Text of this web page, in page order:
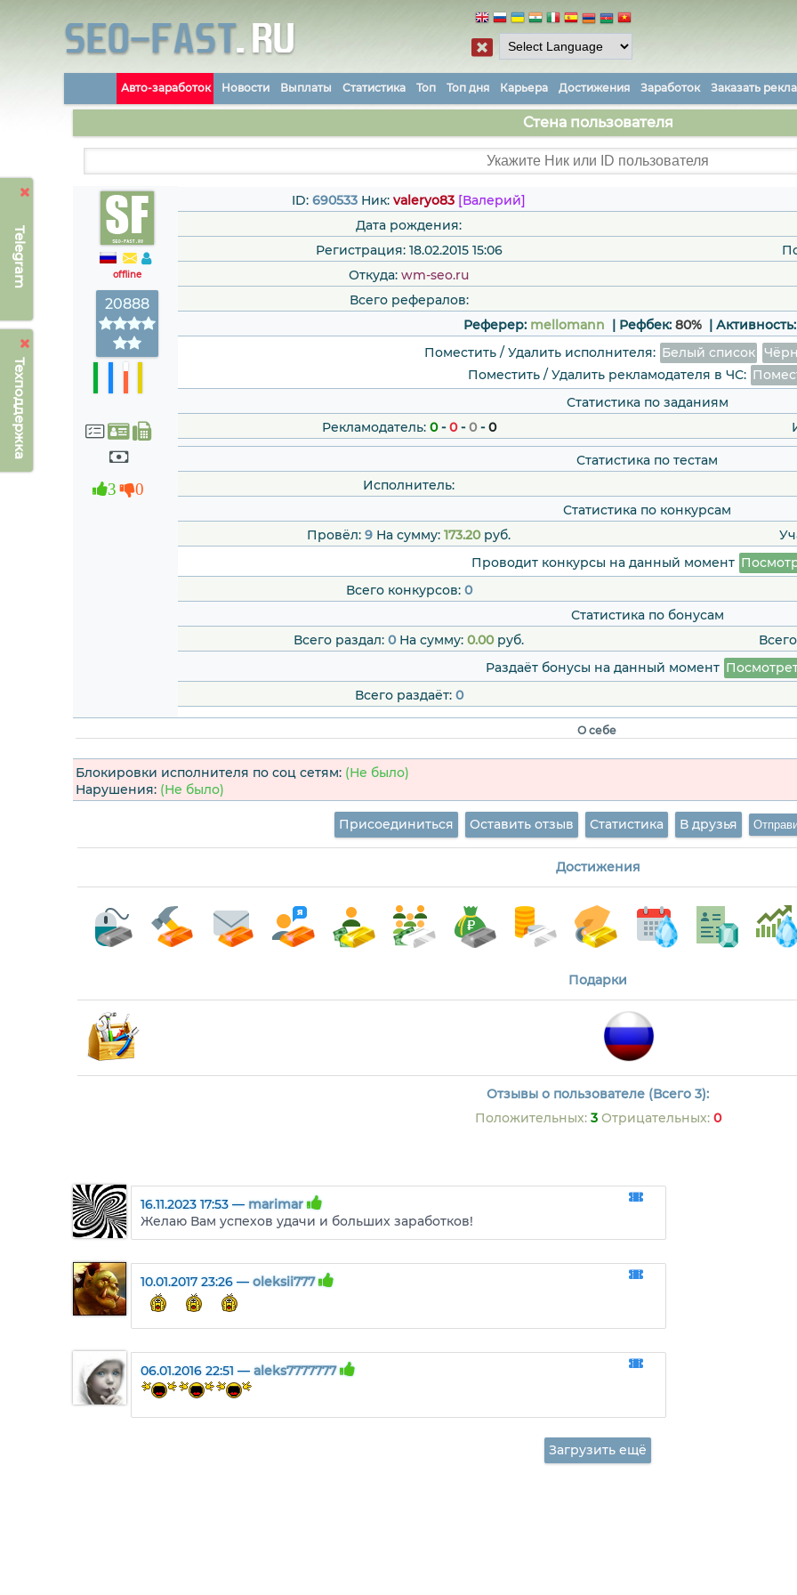
Telegram
Техподдержка
Авто-заработок Новости Выплаты Статистика Топ Топ дня Карьера Достижения Заработок Заказать
Стена пользователя
offline
20888
3 0
ID: 690533 Ник: valeryo83 [Валерий]
Дата рождения:
Регистрация: 18.02.2015 15:06
Откуда: wm-seo.ru
Всего рефералов:
Реферер: mellomann | Рефбек: 80%
Поместить / Удалить исполнителя: Белый список
Поместить / Удалить рекламодателя в ЧС:
Статистика по заданиям
Рекламодатель: 0-0-0-0
Статистика по тестам
Исполнитель:
Статистика по конкурсам
Провёл: 9 На сумму: 173.20руб.
Проводит конкурсы на данный момент
Всего конкурсов: 0
Статистика по бонусам
Всего раздал: 0На сумму: 0.00руб.
Раздаёт бонусы на данный момент
Всего раздаёт: 0
О себе
Блокировки исполнителя по соц сетям: (Не было)
Нарушения: (Не было)
Присоединиться Оставить отзыв Статистика В друзья
Достижения
Подарки
Отзывы о пользователе (Всего 3):
Положительных: 3 Отрицательных: 0
16.11.2023 17:53 — marimar
Желаю Вам успехов удачи и больших заработков!
10.01.2017 23:26 — oleksii777
06.01.2016 22:51 — aleks7777777
Загрузить ещё